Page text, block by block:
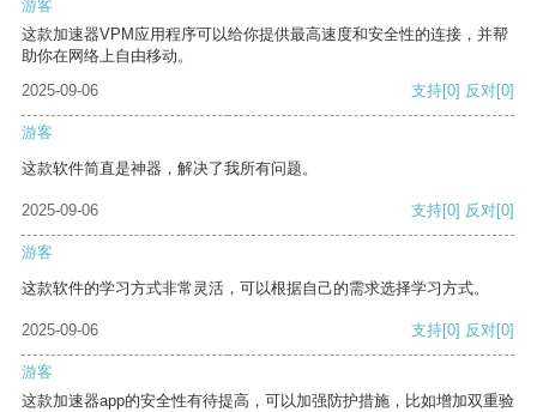
游客
这款加速器VPM应用程序可以给你提供最高速度和安全性的连接，并帮
助你在网络上自由移动。
2025-09-06
支持[0] 反对[0]
游客
这款软件简直是神器，解决了我所有问题。
2025-09-06 支持[0] 反对[0]
游客
这款软件的学习方式非常灵活，可以根据自己的需求选择学习方式。
2025-09-06 支持[0] 反对[0]
游客
这款加速器app的安全性有待提高，可以加强防护措施，比如增加双重验